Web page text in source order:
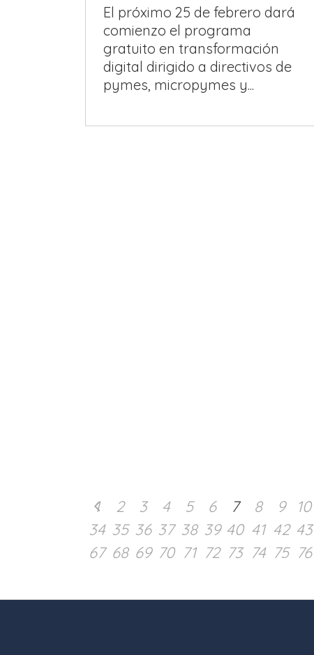
El próximo 25 de febrero dará
comienzo el programa
gratuito en transformación
digital dirigido a directivos de
pymes, micropymes y...
1 2 3 4 5 6 7 8 9 10
34 35 36 37 38 39 40 41 42 43
67 68 69 70 71 72 73 74 75 76